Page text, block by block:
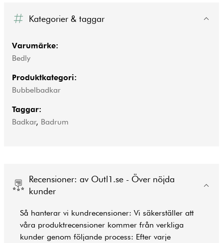
Kategorier & taggar
Varumärke:
Bedly
Produktkategori:
Bubbelbadkar
Taggar:
Badkar, Badrum
Recensioner: av Outl1.se - Över nöjda
kunder
Så hanterar vi kundrecensioner: Vi säkerställer att
våra produktrecensioner kommer från verkliga
kunder genom följande process: Efter varje